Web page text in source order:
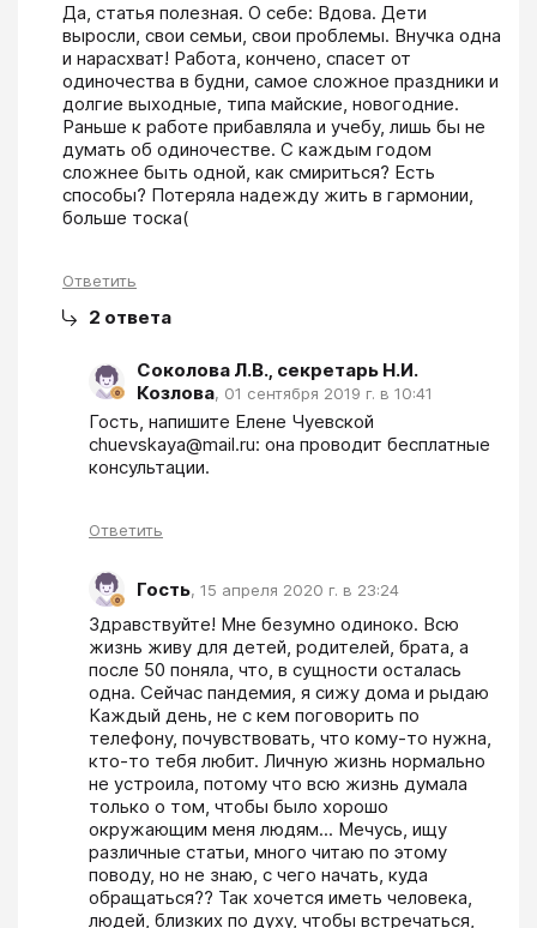
Да, статья полезная. О себе: Вдова. Дети
выросли, свои семьи, свои проблемы. Внучка одна
и нарасхват! Работа, кончено, спасет от
одиночества в будни, самое сложное праздники и
долгие выходные, типа майские, новогодние.
Раньше к работе прибавляла и учебу, лишь бы не
думать об одиночестве. С каждым годом
сложнее быть одной, как смириться? Есть
способы? Потеряла надежду жить в гармонии,
больше тоска(
Ответить
2 ответа
Соколова Л.В., секретарь Н.И.
Козлова, 01 сентября 2019 г. в 10:41
Гость, напишите Елене Чуевской
chuevskaya@mail.ru: она проводит бесплатные
консультации.
Ответить
Гость, 15 апреля 2020 г. в 23:24
Здравствуйте! Мне безумно одиноко. Всю
жизнь живу для детей, родителей, брата, а
после 50 поняла, что, в сущности осталась
одна. Сейчас пандемия, я сижу дома и рыдаю
Каждый день, не с кем поговорить по
телефону, почувствовать, что кому-то нужна,
кто-то тебя любит. Личную жизнь нормально
не устроила, потому что всю жизнь думала
только о том, чтобы было хорошо
окружающим меня людям... Мечусь, ищу
различные статьи, много читаю по этому
поводу, но не знаю, с чего начать, куда
обращаться?? Так хочется иметь человека,
людей, близких по духу, чтобы встречаться,